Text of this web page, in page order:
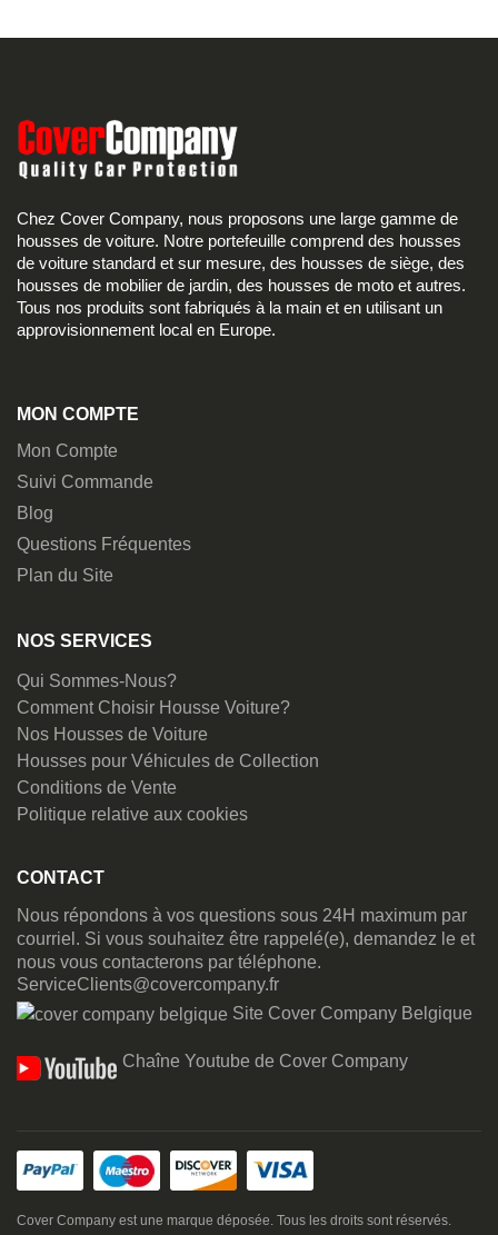
Chez Cover Company, nous proposons une large gamme de
housses de voiture. Notre portefeuille comprend des housses
de voiture standard et sur mesure, des housses de siège, des
housses de mobilier de jardin, des housses de moto et autres.
Tous nos produits sont fabriqués à la main et en utilisant un
approvisionnement local en Europe.
MON COMPTE
Mon Compte
Suivi Commande
Blog
Questions Fréquentes
Plan du Site
NOS SERVICES
Qui Sommes-Nous?
Comment Choisir Housse Voiture?
Nos Housses de Voiture
Housses pour Véhicules de Collection
Conditions de Vente
Politique relative aux cookies
CONTACT
Nous répondons à vos questions sous 24H maximum par
courriel. Si vous souhaitez être rappelé(e), demandez le et
nous vous contacterons par téléphone.
ServiceClients@covercompany.fr
Site Cover Company Belgique
Chaîne Youtube de Cover Company
Cover Company est une marque déposée. Tous les droits sont réservés.